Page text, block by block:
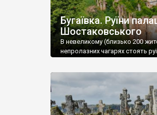
Бугаївка. Руїни
Шостаковського
В невеликому (близько 200
непролазних чагарях стоять
потім клуб, ще пізніше –
століття тут розмістили
палацу виїхала лікарня – ми